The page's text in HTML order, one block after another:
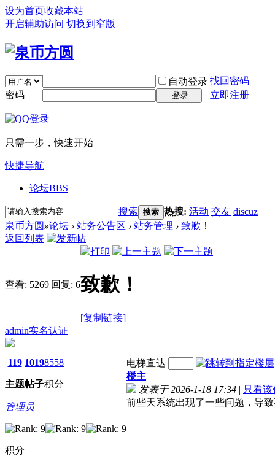
设为首页收藏本站
开启辅助访问 切换到窄版
自动登录 找回密码
密码
登录 立即注册
只需一步，快速开始
快捷导航
论坛BBS
搜索 搜索 热搜: 活动 交友 discuz
泉币方圆 »论坛 › 站务公告区 › 站务管理 › 致歉！
返回列表
查看: 5269|回复: 6致歉！
[复制链接]
admin实名认证
119
主题
1019
帖子
8558
积分
管理员
积分
电梯直达
楼主
发表于 2026-1-18 17:34 | 只看该
前些天系统出现了一些问题，导